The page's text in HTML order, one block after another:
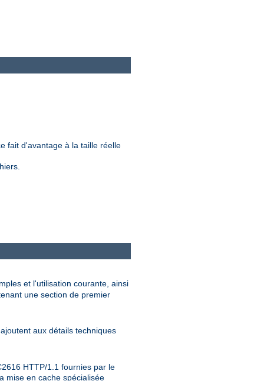
fait d'avantage à la taille réelle
et l'utilisation courante, ainsi
une section de premier
aux détails techniques
HTTP/1.1 fournies par le
mise en cache spécialisée